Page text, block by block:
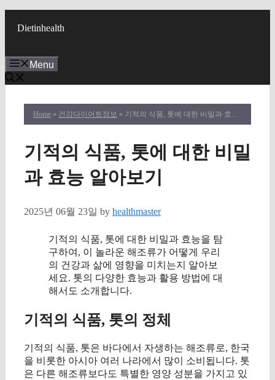
Dietinhealth
Menu
Home » 건강다이어트정보 » 기적의 식품, 톳에 대한 비밀과 효능 알아보기
기적의 식품, 톳에 대한 비밀
과 효능 알아보기
2025년 06월 23일 by healthmaster
기적의 식품, 톳에 대한 비밀과 효능을 탐
구하여, 이 놀라운 해조류가 어떻게 우리
의 건강과 삶에 영향을 미치는지 알아보
세요. 톳의 다양한 효능과 활용 방법에 대
해서도 소개합니다.
기적의 식품, 톳의 정체
기적의 식품, 톳은 바다에서 자생하는 해조류로, 한국
을 비롯한 아시아 여러 나라에서 많이 소비됩니다. 톳
은 다른 해조류보다도 특별한 영양 성분을 가지고 있